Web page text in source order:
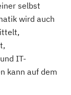
selbst
wird auch
IT-
kann auf dem